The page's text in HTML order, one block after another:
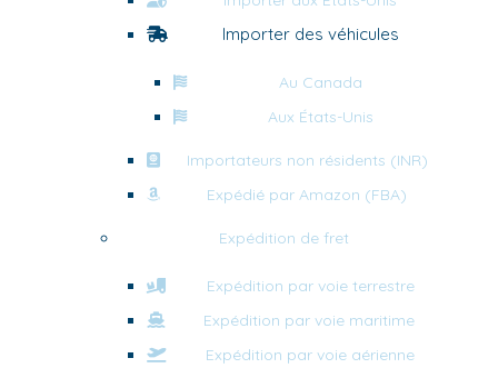
Importer des véhicules
Au Canada
Aux États-Unis
Importateurs non résidents (INR)
Expédié par Amazon (FBA)
Expédition de fret
Expédition par voie terrestre
Expédition par voie maritime
Expédition par voie aérienne